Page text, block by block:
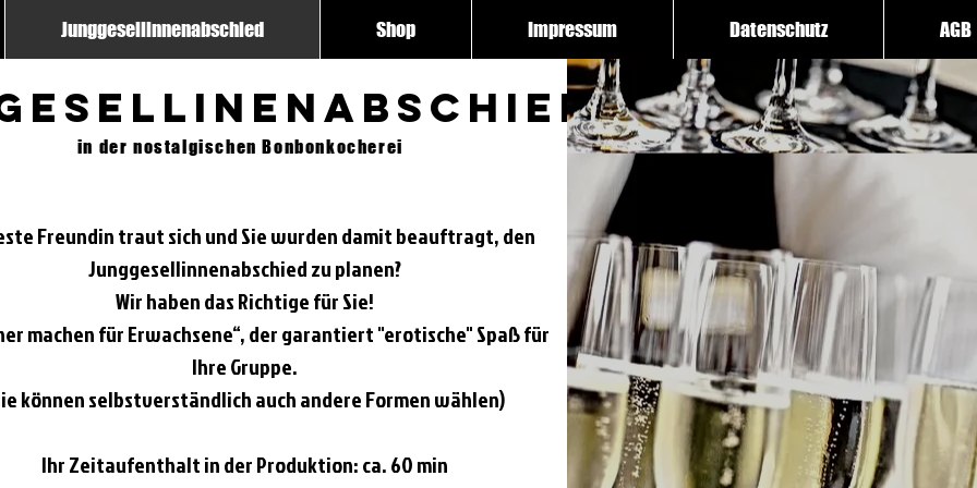
Junggesellinnenabschied Shop Impressum Datenschutz AGB
in der nostalgischen Bonbonkocherei
Freundin traut sich und Sie wurden damit beauftragt, den
Junggesellinnenabschied zu planen?
Wir haben das Richtige für Sie!
machen für Erwachsene“, der garantiert "erotische" Spaß für
Ihre Gruppe.
können selbstverständlich auch andere Formen wählen)
Ihr Zeitaufenthalt in der Produktion: ca. 60 min